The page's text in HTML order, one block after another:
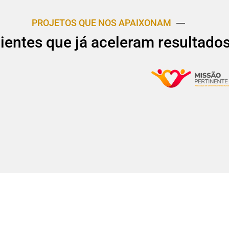
PROJETOS QUE NOS APAIXONAM
que já aceleram